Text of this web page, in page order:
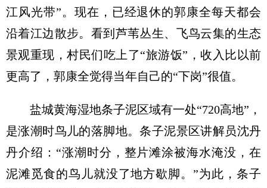
江风光带”。现在，已经退休的郭康全每天都会
沿着江边散步。看到芦苇丛生、飞鸟云集的生态
景观重现，村民们吃上了“旅游饭”，收入比以前
更高了，郭康全觉得当年自己的“下岗”很值。
盐城黄海湿地条子泥区域有一处“720高地”，
是涨潮时鸟儿的落脚地。条子泥景区讲解员沈丹
丹介绍：“涨潮时分，整片滩涂被海水淹没，在
泥滩觅食的鸟儿就没了地方歇脚。”为此，条子